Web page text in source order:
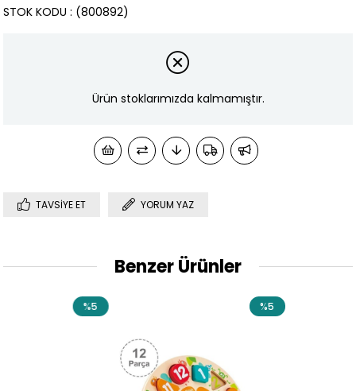
(800892)
STOK KODU
Ürün stoklarımızda kalmamıştır.
TAVSIYE ET YORUM YAZ
Benzer Ürünler